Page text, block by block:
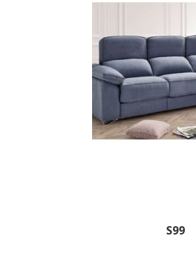
S99